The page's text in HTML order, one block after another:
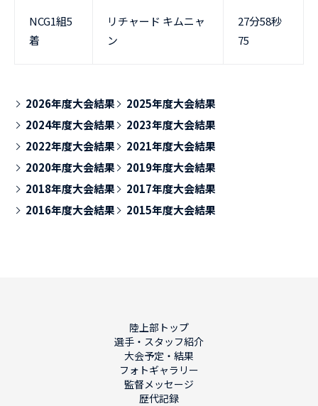
NCG1組5
着
リチャード キムニャ
ン
27分58秒
75
2026年度大会結果
2025年度大会結果
2024年度大会結果
2023年度大会結果
2022年度大会結果
2021年度大会結果
2020年度大会結果
2019年度大会結果
2018年度大会結果
2017年度大会結果
2016年度大会結果
2015年度大会結果
陸上部トップ
選手・スタッフ紹介
大会予定・結果
フォトギャラリー
監督メッセージ
歴代記録